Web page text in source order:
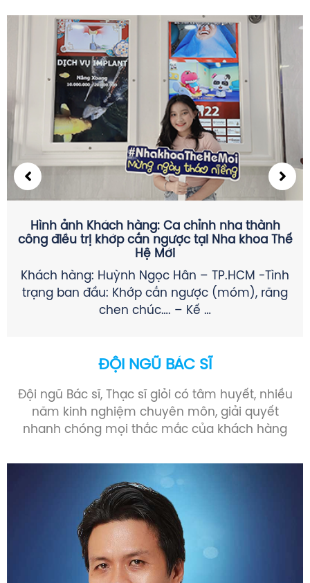
CÁC THỂ LOẠI ĐAU RĂNG KHÔN THƯỜNG GẶP &
CÁCH GIẢM ĐAU TRƯỚC KHI NHỔ
SÂU RĂNG GÂY VIÊM TỦY KHÔNG HỒI PHỤC (Ở
R8 HOẶC R7): + Đau về đêm, biến mất đột
ngột, …
ĐỘI NGŨ BÁC SĨ
năm kinh nghiệm chuyên môn, giải quyết
nhanh chóng mọi thắc mắc của khách hàng